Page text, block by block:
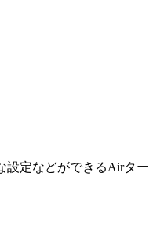
設定などができるAirター